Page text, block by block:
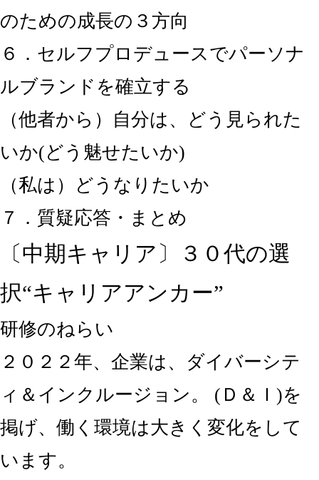
のための成長の３方向
６．セルフプロデュースでパーソナ
ルブランドを確立する
（他者から）自分は、どう見られた
いか(どう魅せたいか)
（私は）どうなりたいか
７．質疑応答・まとめ
〔中期キャリア〕３０代の選
択“キャリアアンカー”
研修のねらい
２０２２年、企業は、ダイバーシテ
ィ＆インクルージョン。 (Ｄ＆Ｉ)を
掲げ、働く環境は大きく変化をして
います。